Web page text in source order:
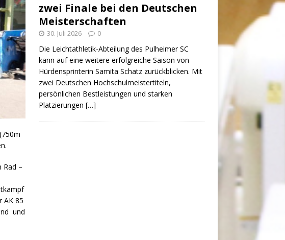
Rad –
AK 85
und
zwei Finale bei den Deutschen
Meisterschaften
30. Juli 2026 0
Die Leichtathletik-Abteilung des Pulheimer SC
kann auf eine weitere erfolgreiche Saison von
Hürdensprinterin Samita Schatz zurückblicken. Mit
zwei Deutschen Hochschulmeistertiteln,
persönlichen Bestleistungen und starken
Platzierungen […]